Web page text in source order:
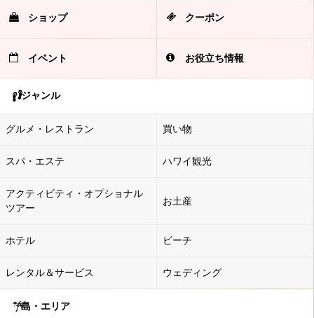
ショップ クーポン
イベント お役立ち情報
ジャンル
グルメ・レストラン 買い物
スパ・エステ ハワイ観光
アクティビティ・オプショナル
ツアー
お土産
ホテル ビーチ
レンタル＆サービス ウェディング
島・エリア